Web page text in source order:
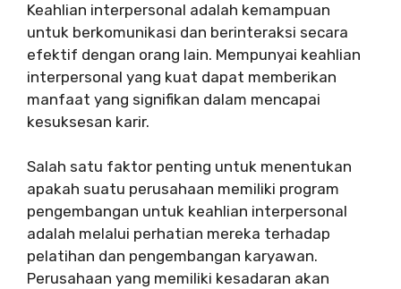
Keahlian interpersonal adalah kemampuan
untuk berkomunikasi dan berinteraksi secara
efektif dengan orang lain. Mempunyai keahlian
interpersonal yang kuat dapat memberikan
manfaat yang signifikan dalam mencapai
kesuksesan karir.
Salah satu faktor penting untuk menentukan
apakah suatu perusahaan memiliki program
pengembangan untuk keahlian interpersonal
adalah melalui perhatian mereka terhadap
pelatihan dan pengembangan karyawan.
Perusahaan yang memiliki kesadaran akan